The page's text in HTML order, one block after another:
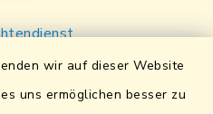
wir auf dieser Website
uns ermöglichen besser zu